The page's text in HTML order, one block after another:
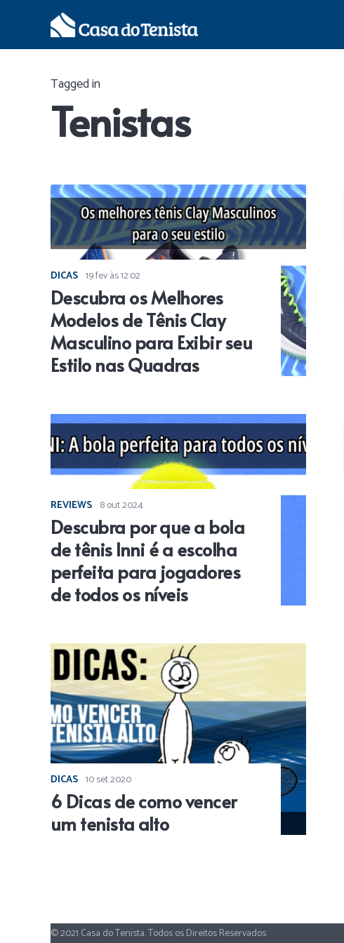
Tagged in
Tenistas
DICAS 19 fev às 12:02
Descubra os Melhores
Modelos de Tênis Clay
Masculino para Exibir seu
Estilo nas Quadras
REVIEWS 8 out 2024
Descubra por que a bola
de tênis Inni é a escolha
perfeita para jogadores
de todos os níveis
DICAS 10 set 2020
6 Dicas de como vencer
um tenista alto
© 2021 Casa do Tenista. Todos os Direitos Reservados.